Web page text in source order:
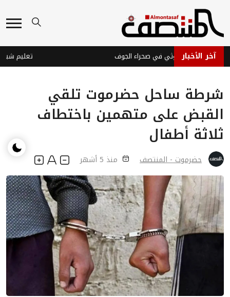
آخر الأخبار
صاروخ حوثي في صحراء الجوف
شرطة ساحل حضرموت تلقي
القبض على متهمين باختطاف
ثلاثة أطفال
حضرموت - المنتصف منذ 5 أشهر